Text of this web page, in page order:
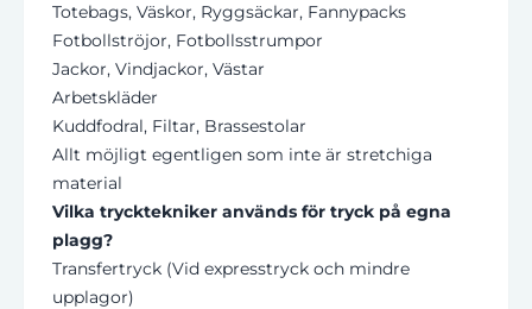
Totebags, Väskor, Ryggsäckar, Fannypacks
Fotbollströjor, Fotbollsstrumpor
Jackor, Vindjackor, Västar
Arbetskläder
Kuddfodral, Filtar, Brassestolar
Allt möjligt egentligen som inte är stretchiga
material
Vilka trycktekniker används för tryck på egna
plagg?
Transfertryck (Vid expresstryck och mindre
upplagor)